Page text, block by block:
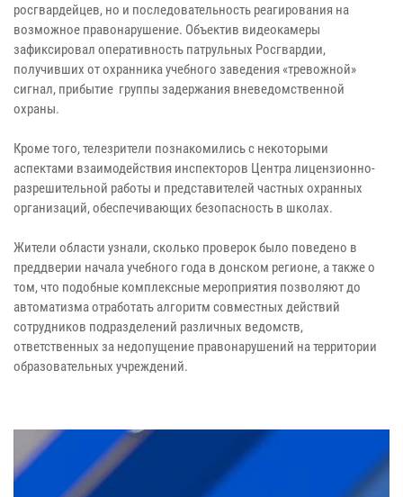
росгвардейцев, но и последовательность реагирования на
возможное правонарушение. Объектив видеокамеры
зафиксировал оперативность патрульных Росгвардии,
получивших от охранника учебного заведения «тревожной»
сигнал, прибытие группы задержания вневедомственной
охраны.
Кроме того, телезрители познакомились с некоторыми
аспектами взаимодействия инспекторов Центра лицензионно-
разрешительной работы и представителей частных охранных
организаций, обеспечивающих безопасность в школах.
Жители области узнали, сколько проверок было поведено в
преддверии начала учебного года в донском регионе, а также о
том, что подобные комплексные мероприятия позволяют до
автоматизма отработать алгоритм совместных действий
сотрудников подразделений различных ведомств,
ответственных за недопущение правонарушений на территории
образовательных учреждений.